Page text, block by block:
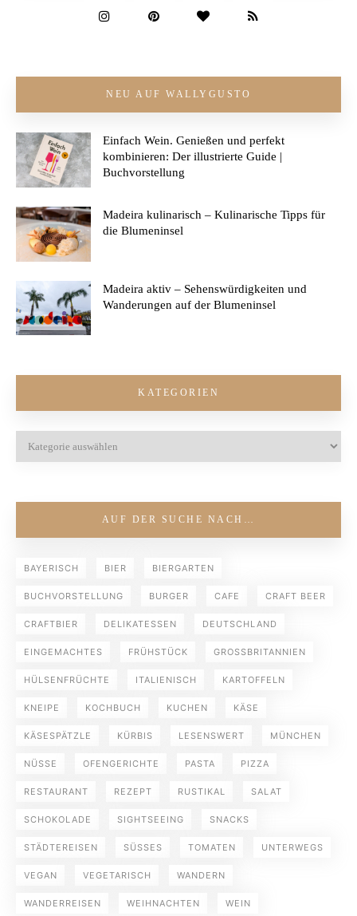
NEU AUF WALLYGUSTO
Einfach Wein. Genießen und perfekt
kombinieren: Der illustrierte Guide |
Buchvorstellung
Madeira kulinarisch – Kulinarische Tipps für
die Blumeninsel
Madeira aktiv – Sehenswürdigkeiten und
Wanderungen auf der Blumeninsel
KATEGORIEN
AUF DER SUCHE NACH…
BAYERISCH BIER BIERGARTEN
BUCHVORSTELLUNG BURGER CAFE CRAFT BEER
CRAFTBIER DELIKATESSEN DEUTSCHLAND
EINGEMACHTES FRÜHSTÜCK GROSSBRITANNIEN
HÜLSENFRÜCHTE ITALIENISCH KARTOFFELN
KNEIPE KOCHBUCH KUCHEN KÄSE
KÄSESPÄTZLE KÜRBIS LESENSWERT MÜNCHEN
NÜSSE OFENGERICHTE PASTA PIZZA
RESTAURANT REZEPT RUSTIKAL SALAT
SCHOKOLADE SIGHTSEEING SNACKS
STÄDTEREISEN SÜSSES TOMATEN UNTERWEGS
VEGAN VEGETARISCH WANDERN
WANDERREISEN WEIHNACHTEN WEIN